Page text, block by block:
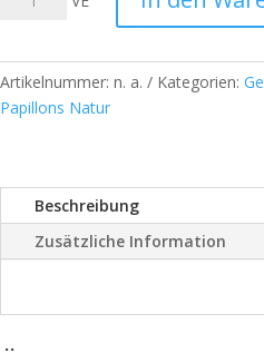
Ziehschleifen
-
Himmelblau
Beutel
Menge
Artikelnummer: n. a. Kategorien:
Papillons Natur
Beschreibung
Zusätzliche Information